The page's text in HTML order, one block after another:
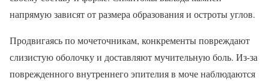
напрямую зависят от размера образования и остроты углов.
Продвигаясь по мочеточникам, конкременты повреждают
слизистую оболочку и доставляют мучительную боль. Из-за
поврежденного внутреннего эпителия в моче наблюдаются